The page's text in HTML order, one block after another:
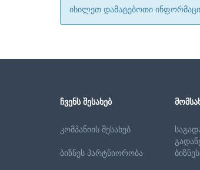
იხილეთ დამატებოთი
ᲩᲕᲔᲜᲡ ᲨᲔᲡᲐᲮᲔᲑ
კომპანიის შესახებ
ბიზნეს პარტნიორობა